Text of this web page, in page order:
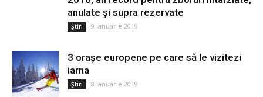
anulate și supra rezervate
Știri 9 ianuarie 2019
3 orașe europene pe care să le vizitezi
iarna
Știri 8 ianuarie 2019